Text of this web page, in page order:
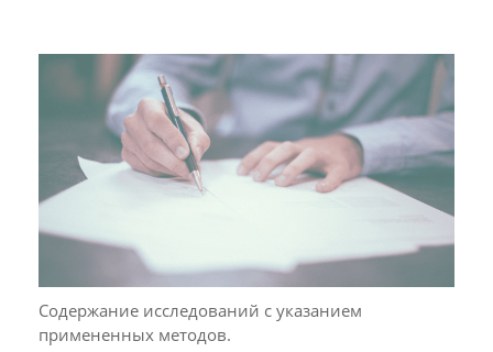
Содержание исследований с указанием
примененных методов.